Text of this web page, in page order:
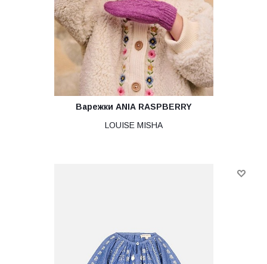
Варежки ANIA RASPBERRY
LOUISE MISHA